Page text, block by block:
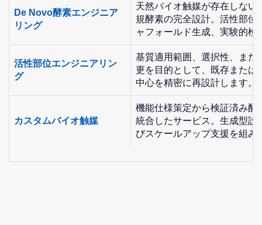
De Novo酵素エンジニア
リング
天然バイオ触媒が存在しない
規酵素の完全設計。活性部位
ャフォールド生成、実験的検
活性部位エンジニアリン
グ
基質適用範囲、選択性、また
更を目的として、既存または
中心を精密に再設計します。
カスタムバイオ触媒
機能仕様策定から検証済み酵
統合したサービス。生成型設
びスケールアップ支援を組み